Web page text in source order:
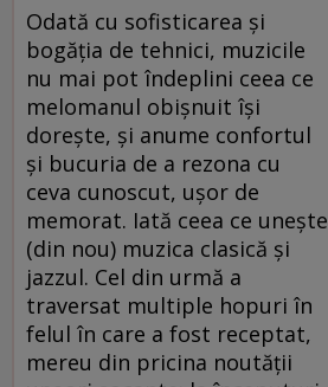
Odată cu sofisticarea și
bogăția de tehnici, muzicile
nu mai pot îndeplini ceea ce
melomanul obișnuit își
dorește, și anume confortul
și bucuria de a rezona cu
ceva cunoscut, ușor de
memorat. Iată ceea ce unește
(din nou) muzica clasică și
jazzul. Cel din urmă a
traversat multiple hopuri în
felul în care a fost receptat,
mereu din pricina noutății